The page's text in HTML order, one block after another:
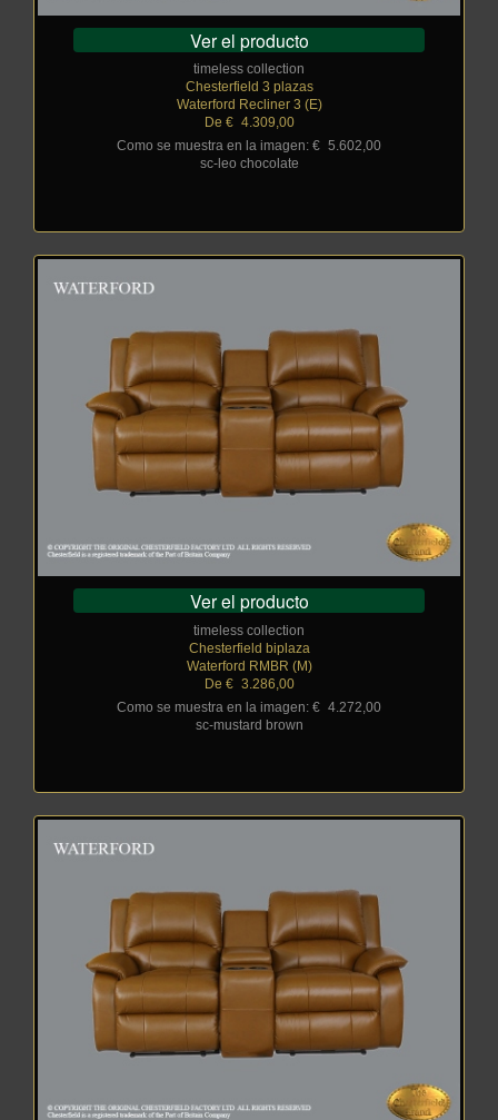
Ver el producto
timeless collection
Chesterfield 3 plazas
Waterford Recliner 3 (E)
De €_ 4.309,00
Como se muestra en la imagen: € 5.602,00
sc-leo chocolate
Ver el producto
timeless collection
Chesterfield biplaza
Waterford RMBR (M)
De €_ 3.286,00
Como se muestra en la imagen: € 4.272,00
sc-mustard brown